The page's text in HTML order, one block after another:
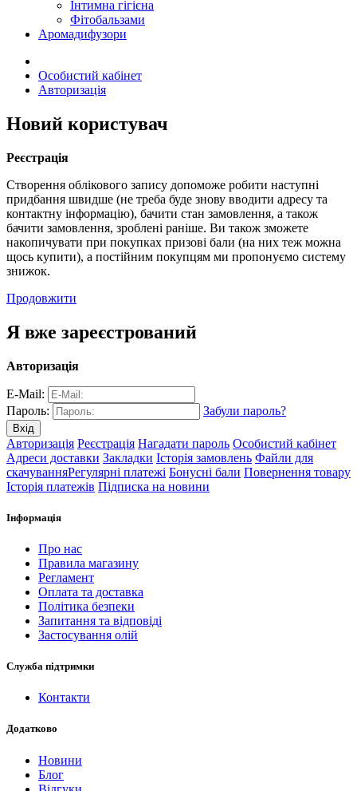
Інтимна гігієна
Фітобальзами
Аромадифузори
Особистий кабінет
Авторизація
Новий користувач
Реєстрація
Створення облікового запису допоможе робити наступні
придбання швидше (не треба буде знову вводити адресу та
контактну інформацію), бачити стан замовлення, а також
бачити замовлення, зроблені раніше. Ви також зможете
накопичувати при покупках призові бали (на них теж можна
щось купити), а постійним покупцям ми пропонуємо систему
знижок.
Продовжити
Я вже зареєстрований
Авторизація
E-Mail:
Пароль:
Забули пароль?
Авторизація Реєстрація Нагадати пароль Особистий кабінет
Адреси доставки Закладки Історія замовлень Файли для
скачуванняРегулярні платежі Бонусні бали Повернення товару
Історія платежів Підписка на новини
Інформація
Про нас
Правила магазину
Регламент
Оплата та доставка
Політика безпеки
Запитання та відповіді
Застосування олій
Служба підтримки
Контакти
Додатково
Новини
Блог